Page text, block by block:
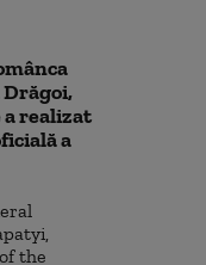
a realizat
a